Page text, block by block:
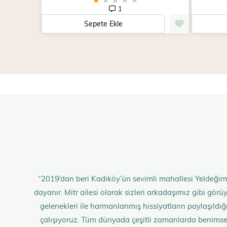
1
Sepete Ekle
“2019’dan beri Kadıköy’ün sevimli mahallesi
dayanır. Mitr ailesi olarak sizleri arkadaşımız gibi
gelenekleri ile harmanlanmış hissiyatların
çalışıyoruz. Tüm dünyada çeşitli zamanlarda